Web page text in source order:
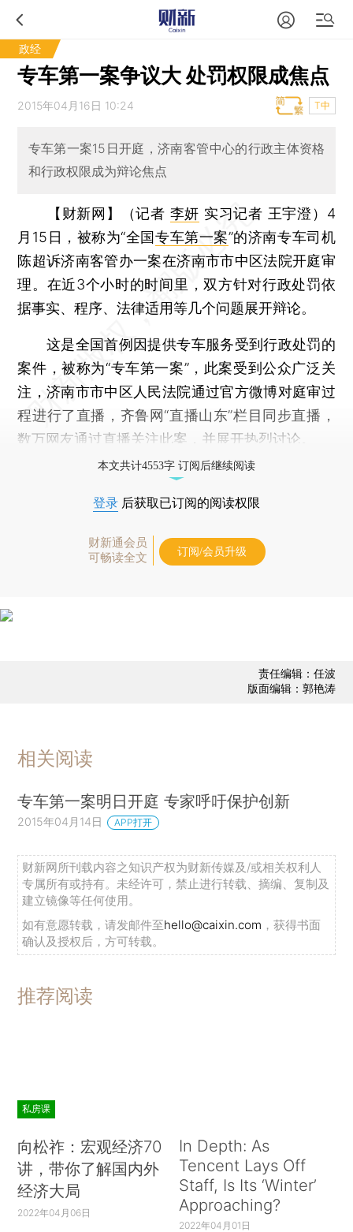
政经
专车第一案争议大 处罚权限成焦点
2015年04月16日 10:24 T中
专车第一案15日开庭，济南客管中心的行政主体资格
和行政权限成为辩论焦点
【财新网】（记者 李妍 实习记者 王宇澄） 4
月15日，被称为“全国专车第一案”的济南专车司机
陈超诉济南客管办一案在济南市市中区法院开庭审
理。在近3个小时的时间里，双方针对行政处罚依
据事实、程序、法律适用等几个问题展开辩论。
这是全国首例因提供专车服务受到行政处罚的
案件，被称为“专车第一案”，此案受到公众广泛关
注，济南市市中区人民法院通过官方微博对庭审过
程进行了直播，齐鲁网“直播山东”栏目同步直播，
数万网友通过直播关注此案，并展开热烈讨论。
本文共计4553字 订阅后继续阅读
登录 后获取已订阅的阅读权限
财新通会员
可畅读全文
订阅/会员升级
责任编辑：任波
版面编辑：郭艳涛
相关阅读
专车第一案明日开庭 专家呼吁保护创新
2015年04月14日 APP打开
财新网所刊载内容之知识产权为财新传媒及/或相关权利人
专属所有或持有。未经许可，禁止进行转载、摘编、复制及
建立镜像等任何使用。
如有意愿转载，请发邮件至hello@caixin.com ，获得书面
确认及授权后，方可转载。
推荐阅读
私房课
向松祚：宏观经济70
讲，带你了解国内外
经济大局
2022年04月06日
In Depth: As
Tencent Lays Off
Staff, Is Its ‘Winter’
Approaching?
2022年04月01日